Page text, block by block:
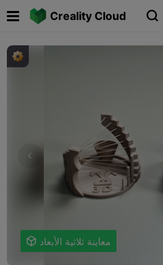
Creality Cloud 
 معاينة ثلاثية الأبعاد